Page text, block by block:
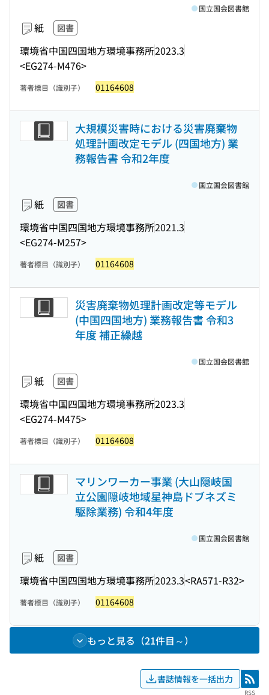
紙 図書
環境省中国四国地方環境事務所2023.3
<EG274-M476>
国立国会図書館
著者標目（識別子） 01164608
大規模災害時における災害廃棄物
処理計画改定モデル (四国地方) 業
務報告書 令和2年度
紙 図書
環境省中国四国地方環境事務所2021.3
<EG274-M257>
国立国会図書館
著者標目（識別子） 01164608
災害廃棄物処理計画改定等モデル
(中国四国地方) 業務報告書 令和3
年度 補正繰越
紙 図書
環境省中国四国地方環境事務所2023.3
<EG274-M475>
国立国会図書館
著者標目（識別子） 01164608
マリンワーカー事業 (大山隠岐国
立公園隠岐地域星神島ドブネズミ
駆除業務) 令和4年度
紙 図書
環境省中国四国地方環境事務所2023.3<RA571-R32>
国立国会図書館
著者標目（識別子） 01164608
もっと見る（21件目～）
書誌情報を一括出力 RSS
RSS